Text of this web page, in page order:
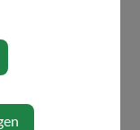
Sport